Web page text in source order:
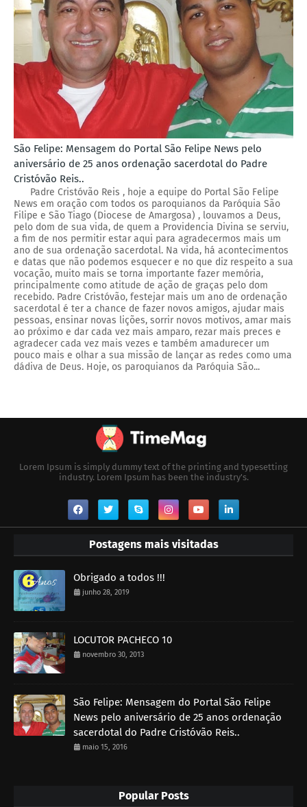
São Felipe: Mensagem do Portal São Felipe News pelo
aniversário de 25 anos ordenação sacerdotal do Padre
Cristóvão Reis..
Padre Cristóvão Reis , hoje a equipe do Portal São Felipe
News em oração com todos os paroquianos da Paróquia São
Filipe e São Tiago (Diocese de Amargosa) , louvamos a Deus,
pelo dom de sua vida, de quem a Providencia Divina se serviu,
a fim de nos permitir estar aqui para agradecermos mais um
ano de sua ordenação sacerdotal. Na vida, há acontecimentos
e datas que não podemos esquecer e no que diz respeito a sua
vocação, muito mais se torna importante fazer memória,
principalmente como atitude de ação de graças pelo dom
recebido. Padre Cristóvão, festejar mais um ano de ordenação
sacerdotal é ter a chance de fazer novos amigos, ajudar mais
pessoas, ensinar novas lições, sorrir novos motivos, amar mais
ao próximo e dar cada vez mais amparo, rezar mais preces e
agradecer cada vez mais vezes e também amadurecer um
pouco mais e olhar a sua missão de lançar as redes como uma
dádiva de Deus. Hoje, os paroquianos da Paróquia São...
Lorem Ipsum is simply dummy text of the printing and typesetting
industry. Lorem Ipsum has been the industry's.
Postagens mais visitadas
Obrigado a todos !!!
junho 28, 2019
LOCUTOR PACHECO 10
novembro 30, 2013
São Felipe: Mensagem do Portal São Felipe
News pelo aniversário de 25 anos ordenação
sacerdotal do Padre Cristóvão Reis..
maio 15, 2016
Popular Posts